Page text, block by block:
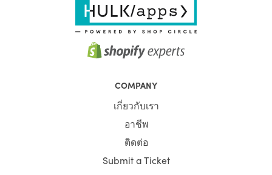
browse through the content, Google automatically
presumes that it must not be a very good website.
Despite being the best websites with the best content out
there, but your slow load time kept them from
experiencing your website.
This makes Shopify page speed optimization even more
compelling. Page speed can keep users from entering
your site in the first place, which means they won’t learn
about your business, see your products and services, or
read your beneficial information. Most of all, they won’t
convert. That’s why it’s very important to identify what is
causing pages on your site to load slowly and optimize
COMPANY
เกี่ยวกับเรา
อาชีพ
ติดต่อ
Submit a Ticket